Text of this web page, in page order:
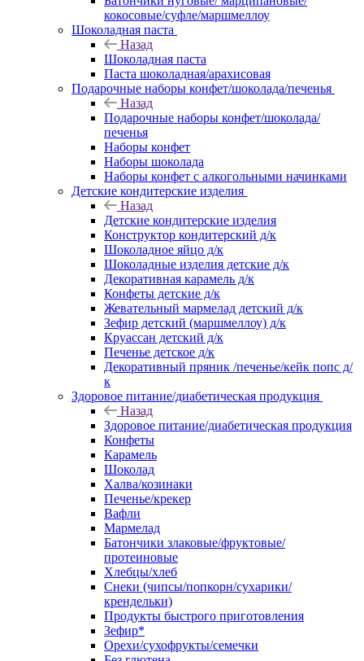
кокосовые/суфле/маршмеллоу
Шоколадная паста
Назад
Шоколадная паста
Паста шоколадная/арахисовая
Подарочные наборы конфет/шоколада/печенья
Назад
Подарочные наборы конфет/шоколада/
печенья
Наборы конфет
Наборы шоколада
Наборы конфет с алкогольными начинками
Детские кондитерские изделия
Назад
Детские кондитерские изделия
Конструктор кондитерский д/к
Шоколадное яйцо д/к
Шоколадные изделия детские д/к
Декоративная карамель д/к
Конфеты детские д/к
Жевательный мармелад детский д/к
Зефир детский (маршмеллоу) д/к
Круассан детский д/к
Печенье детское д/к
Декоративный пряник /печенье/кейк попс д/
к
Здоровое питание/диабетическая продукция
Назад
Здоровое питание/диабетическая продукция
Конфеты
Карамель
Шоколад
Халва/козинаки
Печенье/крекер
Вафли
Мармелад
Батончики злаковые/фруктовые/
протеиновые
Хлебцы/хлеб
Снеки (чипсы/попкорн/сухарики/
крендельки)
Продукты быстрого приготовления
Зефир*
Орехи/сухофрукты/семечки